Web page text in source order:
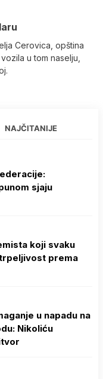
Cerovica, opština
u tom naselju,
NAJČITANIJE
sjaju
koji svaku
prema
u napadu na
Nikoliću